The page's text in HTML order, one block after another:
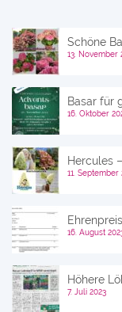
Schöne
13. November
Basar für
16. Oktober
Hercules
11. September
16. August
Höhere
7. Juli 2023